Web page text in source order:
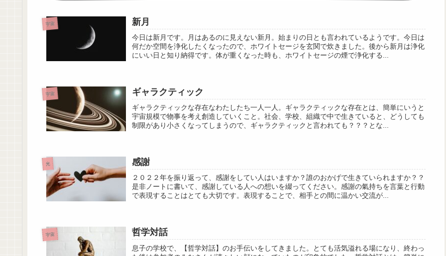
宇宙 新月
今日は新月です。月はあるのに見えない新月。始まりの日とも言われているようです。今日は
何だか空間を浄化したくなったので、ホワイトセージを玄関で炊きました。後から新月は浄化
にいい日と知り納得です。体が重くなった時も、ホワイトセージの煙で浄化する...
宇宙 ギャラクティック
ギャラクティックな存在なわたしたち一人一人。ギャラクティックな存在とは、簡単にいうと
宇宙規模で物事を考え創造していくこと。社会、学校、組織で中で生きていると、どうしても
制限があり小さくなってしまうので、ギャラクティックと言われても？？？とな...
光 感謝
２０２２年を振り返って、感謝をしてい人はいますか？誰のおかげで生きていられますか？？
是非ノートに書いて、感謝している人への想いを綴ってください。感謝の氣持ちを言葉と行動
で表現することはとても大切です。表現することで、相手との間に温かい交流が...
宇宙 哲学対話
息子の学校で、【哲学対話】のお手伝いをしてきました。とても活気溢れる場になり、終わっ